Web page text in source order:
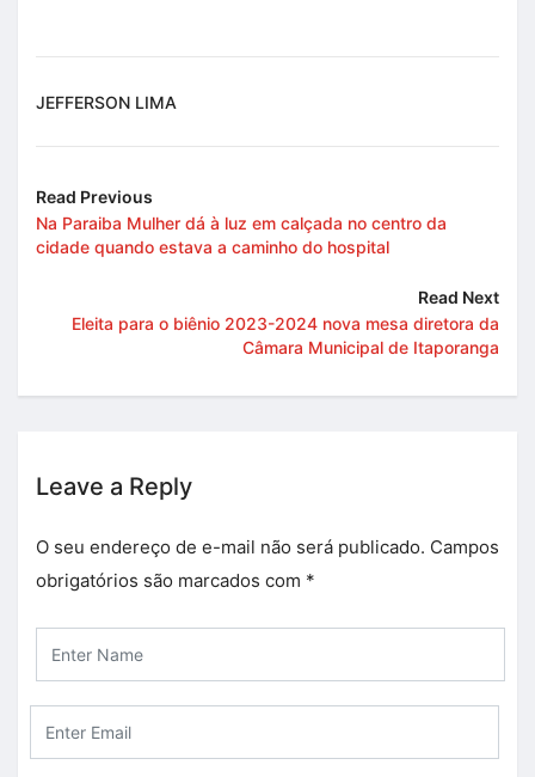
JEFFERSON LIMA
Read Previous
Na Paraiba Mulher dá à luz em calçada no centro da
cidade quando estava a caminho do hospital
Read Next
Eleita para o biênio 2023-2024 nova mesa diretora da
Câmara Municipal de Itaporanga
Leave a Reply
O seu endereço de e-mail não será publicado. Campos
obrigatórios são marcados com *